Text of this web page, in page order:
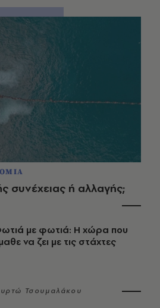
συνέχειας ή αλλαγής;
με φωτιά: Η χώρα που
να ζει με τις στάχτες
Τσουμαλάκου